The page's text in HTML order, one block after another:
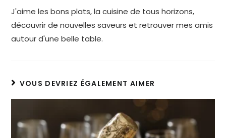
J'aime les bons plats, la cuisine de tous horizons,
découvrir de nouvelles saveurs et retrouver mes amis
autour d'une belle table.
VOUS DEVRIEZ ÉGALEMENT AIMER